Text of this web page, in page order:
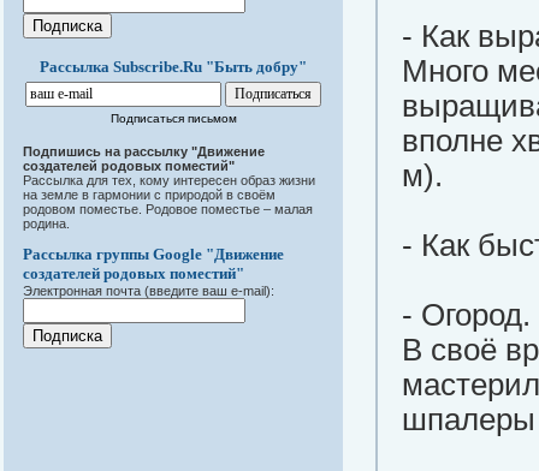
Рассылка Subscribe.Ru "Быть добру"
Подписаться письмом
Подпишись на рассылку "Движение
создателей родовых поместий"
Рассылка для тех, кому интересен образ жизни
на земле в гармонии с природой в своём
родовом поместье. Родовое поместье – малая
родина.
Рассылка группы Google "Движение
создателей родовых поместий"
Электронная почта (введите ваш e-mail):
- Как
Много
вполне
м).
- Как
-
В своё